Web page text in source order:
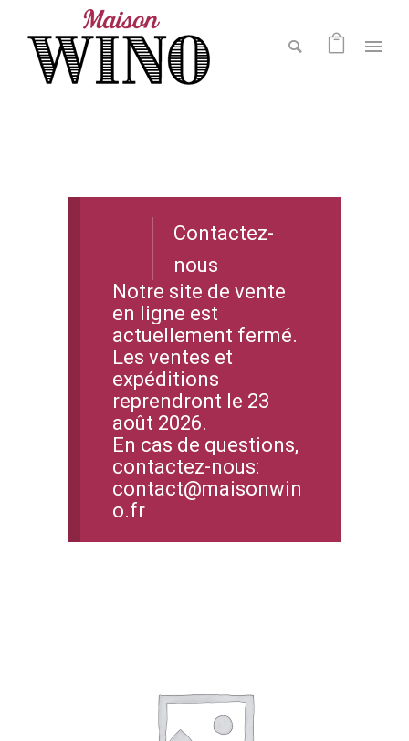
Contactez-
nous
Notre site de vente
en ligne est
actuellement fermé.
Les ventes et
expéditions
reprendront le 23
août 2026.
En cas de questions,
contactez-nous:
contact@maisonwin
o.fr